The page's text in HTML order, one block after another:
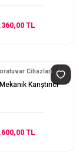
TL
Cihazları
Karıştırıcı
TL